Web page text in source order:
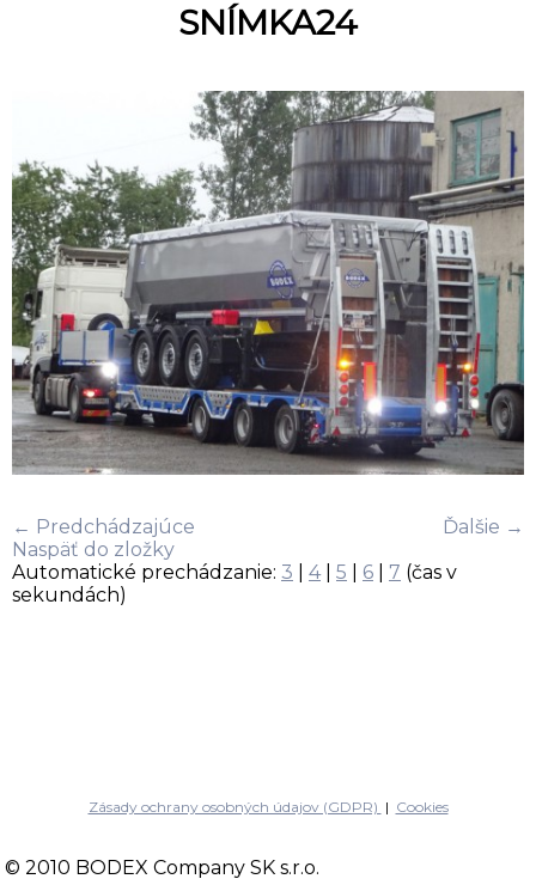
SNÍMKA24
← Predchádzajúce
Ďalšie →
Naspäť do zložky
Automatické prechádzanie: 3 4| 5 6 7 (čas v
sekundách)
Zásady ochrany osobných údajov (GDPR) | Cookies
© 2010 BODEX Company SK s.r.o.